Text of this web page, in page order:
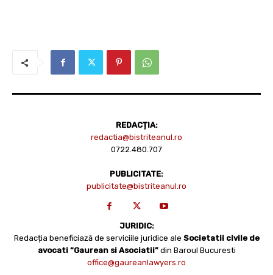
REDACȚIA:
redactia@bistriteanul.ro
0722.480.707
PUBLICITATE:
publicitate@bistriteanul.ro
JURIDIC:
Redacția beneficiază de serviciile juridice ale Societatii civile de
avocati “Gaurean si Asociatii” din Baroul Bucuresti
office@gaureanlawyers.ro